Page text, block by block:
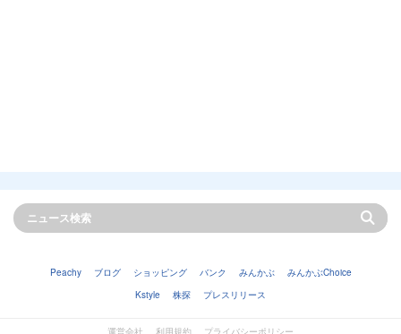
Peachy ブログ ショッピング バンク みんかぶ
みんかぶChoice
Kstyle
株探 プレスリリース